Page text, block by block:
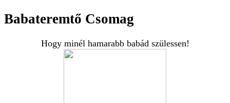
Babateremtő Csomag
Hogy minél hamarabb babád szülessen!